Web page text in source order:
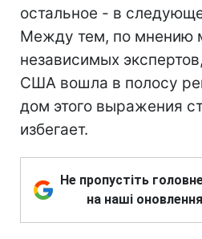
остальное - в
Между тем, по мнению
независимых
США вошла в полосу
дом этого выражения
избегает.
Не пропустіть
на наші